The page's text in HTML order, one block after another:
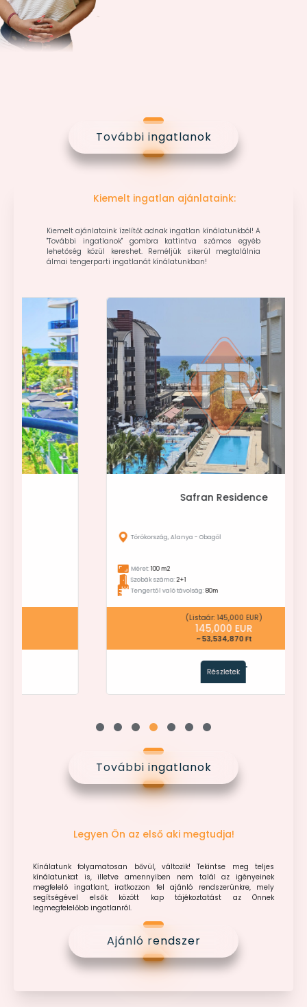
További ingatlanok
Kiemelt ingatlan ajánlataink:
Kiemelt ajánlataink ízelítőt adnak ingatlan kínálatunkból! A
"További ingatlanok" gombra kattintva számos egyéb
lehetőség közül kereshet. Reméljük sikerül megtalálnia
álmai tengerparti ingatlanát kínálatunkban!
Safran Residence
Törökország, Alanya - Obagöl
Tengertől való távolság:80m
(Listaár: 145,000 EUR)
További ingatlanok
Legyen Ön az első aki megtudja!
Kínálatunk folyamatosan bővül, változik! Tekintse meg teljes
kínálatunkat is, illetve amennyiben nem talál az igényeinek
megfelelő ingatlant, iratkozzon fel ajánló rendszerünkre, mely
segítségével elsők között kap tájékoztatást az Önnek
legmegfelelőbb ingatlanról.
Ajánló rendszer